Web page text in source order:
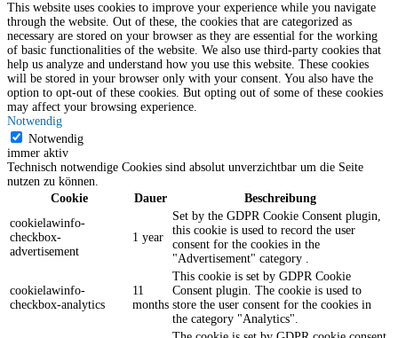
This website uses cookies to improve your experience while you navigate
through the website. Out of these, the cookies that are categorized as
necessary are stored on your browser as they are essential for the working
of basic functionalities of the website. We also use third-party cookies that
help us analyze and understand how you use this website. These cookies
will be stored in your browser only with your consent. You also have the
option to opt-out of these cookies. But opting out of some of these cookies
may affect your browsing experience.
Notwendig
Notwendig
immer aktiv
Technisch notwendige Cookies sind absolut unverzichtbar um die Seite
nutzen zu können.
Cookie
Dauer
Beschreibung
cookielawinfo-
checkbox-
advertisement
1 year
Set by the GDPR Cookie Consent plugin,
this cookie is used to record the user
consent for the cookies in the
"Advertisement" category .
cookielawinfo-
checkbox-analytics
11
months
This cookie is set by GDPR Cookie
Consent plugin. The cookie is used to
store the user consent for the cookies in
the category "Analytics".